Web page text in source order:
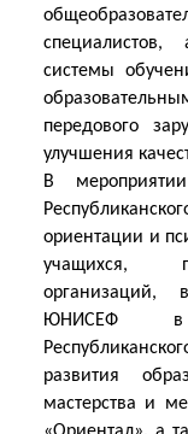
системы
передового
улучшения
В
ориентации и
учащихся,
организаций,
ЮНИСЕФ в
развития
мастерства и